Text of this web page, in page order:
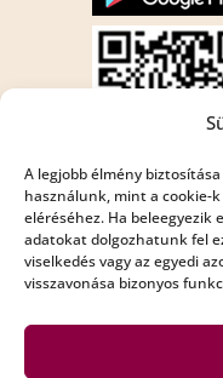
A legjobb élmény
használunk, mint a cookie-
eléréséhez. Ha beleegyezik
adatokat dolgozhatunk fel
viselkedés vagy az egyedi
visszavonása bizonyos
Internet rádió:
Rádió Bézs :
Rádió Bézs 2: